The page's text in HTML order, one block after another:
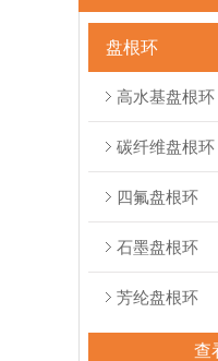
盘根环
高水基盘根环
碳纤维盘根环
四氟盘根环
石墨盘根环
芳纶盘根环
查